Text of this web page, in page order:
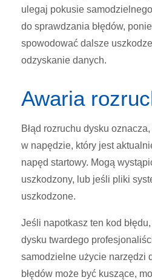
ulegaj pokusie
do sprawdzania błędów,
spowodować dalsze
odzyskanie danych.
Awaria
Błąd rozruchu dysku oznacza,
w napędzie, który jest
napęd startowy. Mogą
uszkodzony, lub jeśli pliki
uszkodzone.
Jeśli napotkasz ten kod
dysku twardego
samodzielne użycie narzędzi
błędów może być kuszące,